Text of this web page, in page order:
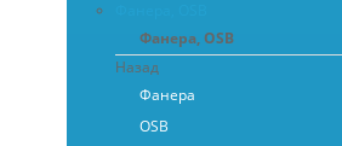
Фанера, OSB
Назад
Фанера
OSB